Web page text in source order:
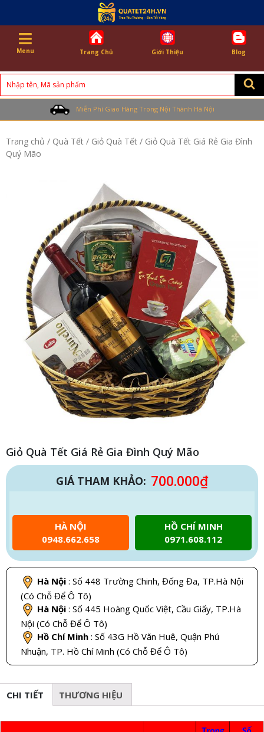
Menu Trang Chủ Giới Thiệu Blog
Search
Miễn Phí Giao Hàng Trong Nội Thành Hà Nội
Trang chủ / Quà Tết / Giỏ Quà Tết / Giỏ Quà Tết Giá Rẻ Gia Đình
Quý Mão
Giỏ Quà Tết Giá Rẻ Gia Đình Quý Mão
GIÁ THAM KHẢO: 700.000₫
HÀ NỘI
0948.662.658
HỒ CHÍ MINH
0971.608.112
Hà Nội : Số 448 Trường Chinh, Đống Đa, TP.Hà Nội
(Có Chỗ Để Ô Tô)
Hà Nội : Số 445 Hoàng Quốc Việt, Cầu Giấy, TP.Hà
Nội (Có Chỗ Để Ô Tô)
Hồ Chí Minh : Số 43G Hồ Văn Huê, Quận Phú
Nhuận, TP. Hồ Chí Minh (Có Chỗ Để Ô Tô)
CHI TIẾT THƯƠNG HIỆU